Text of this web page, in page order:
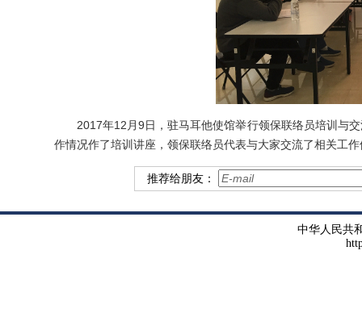
2017年12月9日，驻马耳他使馆举行领保联络员培训与交
作情况作了培训讲座，领保联络员代表与大家交流了相关工
推荐给朋友：
中华人民共